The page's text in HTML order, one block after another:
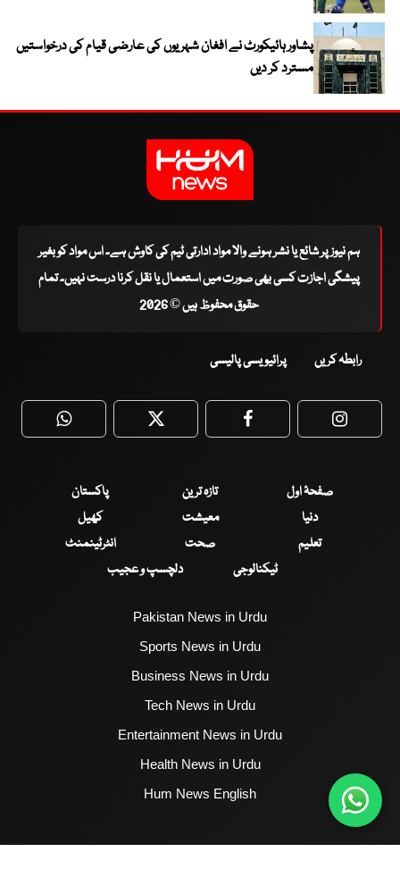
پشاور ہائیکورٹ نے افغان شہریوں کی عارضی قیام کی درخواستیں
مسترد کر دیں
ہم نیوز پر شائع یا نشر ہونے والا مواد ادارتی ٹیم کی کاوش ہے۔ اس مواد کو بغیر
پیشگی اجازت کسی بھی صورت میں استعمال یا نقل کرنا درست نہیں۔ تمام
حقوق محفوظ ہیں © 2026
رابطہ کریں پرائیویسی پالیسی
WhatsApp Twitter Facebook
صفحۂ اول تازہ ترین
پاکستان
دنیا
معیشت
کھیل
تعلیم
صحت
انٹرٹینمنٹ
ٹیکنالوجی
دلچسپ و عجیب
Pakistan News in Urdu
Sports News in Urdu
Business News in Urdu
Tech News in Urdu
Entertainment News in Urdu
Health News in Urdu
Hum News English